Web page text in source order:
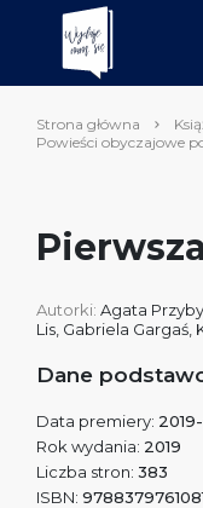
Strona główna
Powieści obyczajowe
Autorki: Agata
Lis Gabriela Gargaś
Dane
Data premiery:
Rok wydania: 2019
Liczba stron: 383
ISBN: